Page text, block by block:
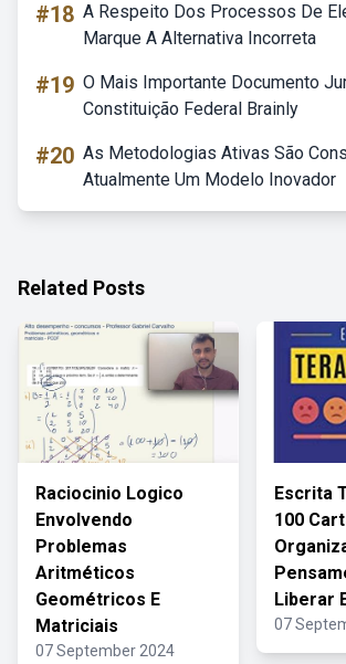
#18 A Respeito Dos Processos De
Marque A Alternativa Incorreta
#19 O Mais Importante Documento
Constituição Federal Brainly
#20 As Metodologias Ativas São
Atualmente Um Modelo Inovador
Related Posts
Raciocinio Logico
Envolvendo
Problemas
Aritméticos
Geométricos E
Matriciais
07 September 2024
Escrita
100
Liberar
07